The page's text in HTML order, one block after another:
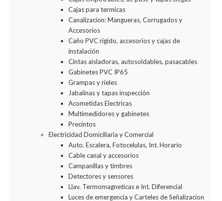
Cajas para termicas
Canalizacion: Mangueras, Corrugados y
Accesorios
Caño PVC rígido, accesorios y cajas de
instalación
Cintas aisladoras, autosoldables, pasacables
Gabinetes PVC IP65
Grampas y rieles
Jabalinas y tapas inspección
Acometidas Electricas
Multimedidores y gabinetes
Precintos
Electricidad Domiciliaria y Comercial
Auto. Escalera, Fotocelulas, Int. Horario
Cable canal y accesorios
Campanillas y timbres
Detectores y sensores
Llav. Termomagneticas e Int. Diferencial
Luces de emergencia y Carteles de Señalizacion